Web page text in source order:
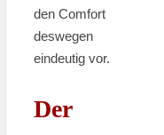
den Comfort
deswegen
eindeutig vor.
Der